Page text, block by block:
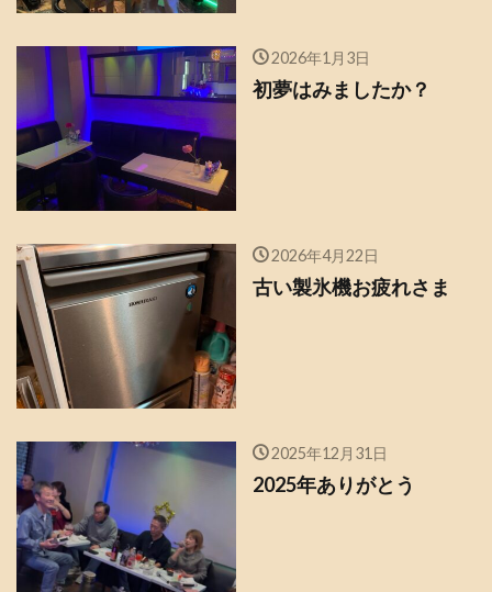
2026年1月3日
初夢はみましたか？
2026年4月22日
古い製氷機お疲れさま
2025年12月31日
2025年ありがとう